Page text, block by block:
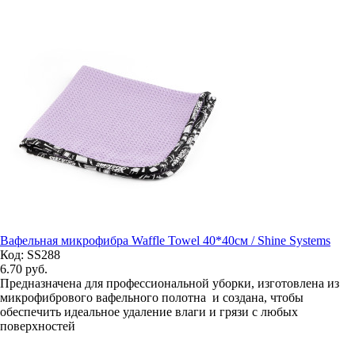
Вафельная микрофибра Waffle Towel 40*40см / Shine Systems
Код: SS288
6.70 руб.
Предназначена для профессиональной уборки, изготовлена из
микрофибрового вафельного полотна и создана, чтобы
обеспечить идеальное удаление влаги и грязи с любых
поверхностей